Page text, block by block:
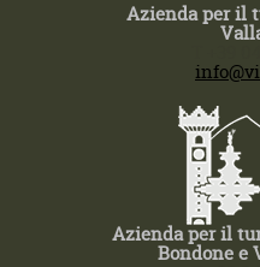
Azienda per il
Azienda per il
Bondone e